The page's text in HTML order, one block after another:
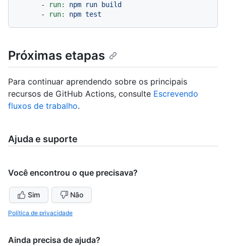
-
run: npm run
build
-
run: npm test
Próximas etapas
Para continuar aprendendo sobre os principais
recursos de GitHub Actions, consulte Escrevendo
fluxos de trabalho.
Ajuda e suporte
Você encontrou o que precisava?
Sim Não
Política de privacidade
Ainda precisa de ajuda?